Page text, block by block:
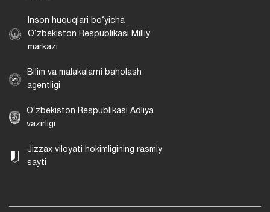
Inson huquqlari bo‘yicha
O‘zbekiston Respublikasi Milliy
markazi
Bilim va malakalarni baholash
agentligi
O‘zbekiston Respublikasi Adliya
vazirligi
Jizzax viloyati hokimligining rasmiy
sayti